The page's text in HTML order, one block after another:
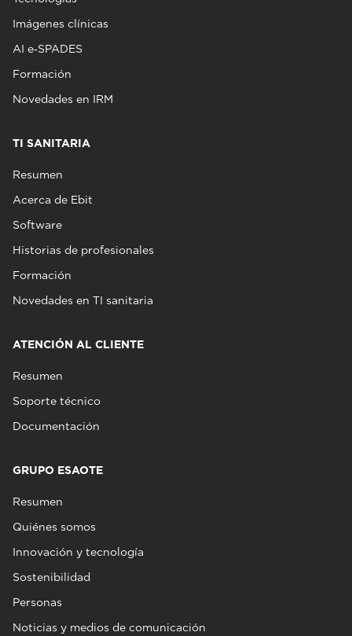
Imágenes clínicas
AI e‑SPADES
Formación
Novedades en IRM
TI SANITARIA
Resumen
Acerca de Ebit
Software
Historias de profesionales
Formación
Novedades en TI sanitaria
ATENCIÓN AL CLIENTE
Resumen
Soporte técnico
Documentación
GRUPO ESAOTE
Resumen
Quiénes somos
Innovación y tecnología
Sostenibilidad
Personas
Noticias y medios de comunicación